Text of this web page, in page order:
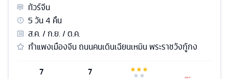
ทัวร์จีน
5วัน4 คืน
ส.ค. / ก.ย. / ต.ค.
กำแพงเมืองจีน ถนนคนเดินเฉียนเหมิน พระราชวังกู้กง
7
7